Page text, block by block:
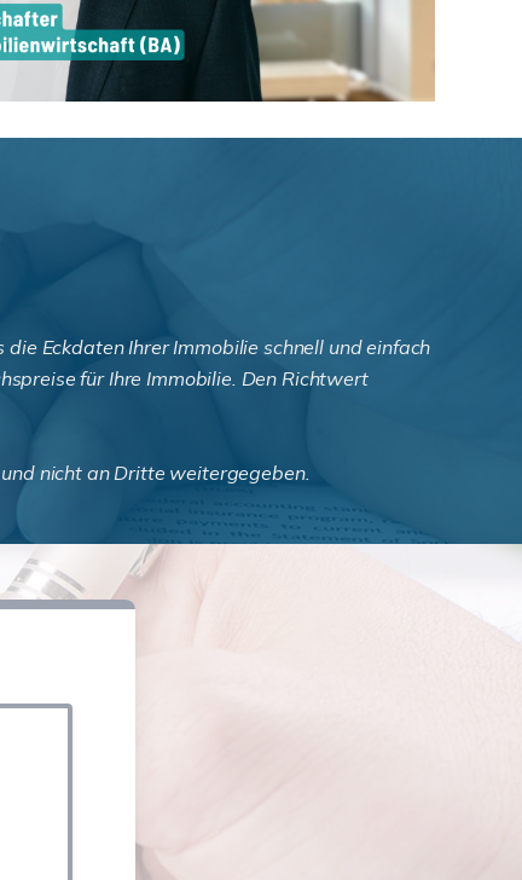
Eckdaten Ihrer Immobilie schnell und einfach
für Ihre Immobilie. Den Richtwert
nicht an Dritte weitergegeben.